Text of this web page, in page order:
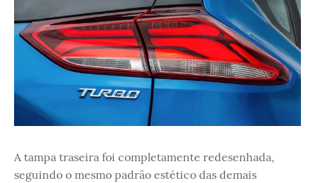
A tampa traseira foi completamente redesenhada,
seguindo o mesmo padrão estético das demais